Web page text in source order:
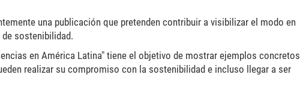
una publicación que pretenden contribuir a visibilizar el modo en
sostenibilidad.
en América Latina" tiene el objetivo de mostrar ejemplos concretos
realizar su compromiso con la sostenibilidad e incluso llegar a ser